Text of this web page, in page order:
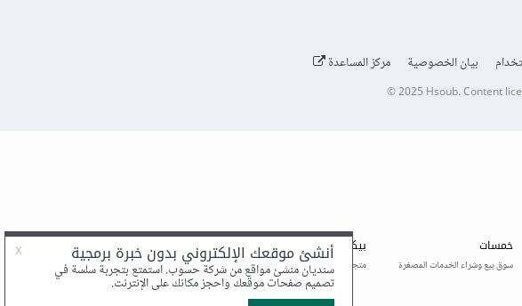
بيان الخصوصية مركز المساعدة
© 2025 Hsoub.Content